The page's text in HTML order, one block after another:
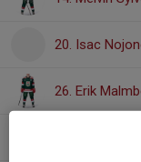
20. Isac
26. Erik
37. Vincent